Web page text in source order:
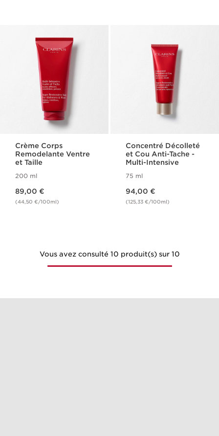
Crème Corps
Remodelante Ventre
et Taille
200 ml
89,00 €
(44,50 €/100ml)
Concentré Décolleté
et Cou Anti-Tache -
Multi-Intensive
75 ml
94,00 €
(125,33 €/100ml)
Vous avez consulté 10 produit(s) sur 10